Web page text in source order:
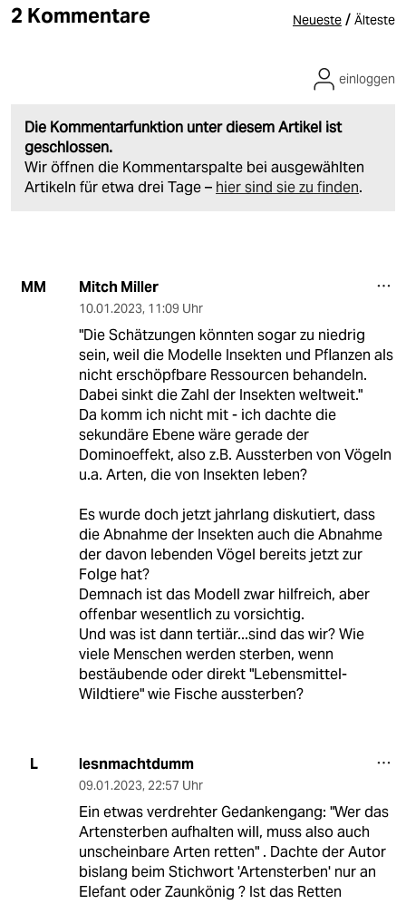
2 Kommentare Neueste / Älteste
Die Kommentarfunktion unter diesem Artikel ist
geschlossen.
Wir öffnen die Kommentarspalte bei ausgewählten
Artikeln für etwa drei Tage – hier sind sie zu finden.
einloggen
MM Mitch Miller
10.01.2023, 11:09 Uhr
"Die Schätzungen könnten sogar zu niedrig
sein, weil die Modelle Insekten und Pflanzen als
nicht erschöpfbare Ressourcen behandeln.
Dabei sinkt die Zahl der Insekten weltweit."
Da komm ich nicht mit - ich dachte die
sekundäre Ebene wäre gerade der
Dominoeffekt, also z.B. Aussterben von Vögeln
u.a. Arten, die von Insekten leben?
Es wurde doch jetzt jahrlang diskutiert, dass
die Abnahme der Insekten auch die Abnahme
der davon lebenden Vögel bereits jetzt zur
Folge hat?
Demnach ist das Modell zwar hilfreich, aber
offenbar wesentlich zu vorsichtig.
Und was ist dann tertiär...sind das wir? Wie
viele Menschen werden sterben, wenn
bestäubende oder direkt "Lebensmittel-
Wildtiere" wie Fische aussterben?
L lesnmachtdumm
09.01.2023, 22:57 Uhr
Ein etwas verdrehter Gedankengang: "Wer das
Artensterben aufhalten will, muss also auch
unscheinbare Arten retten" . Dachte der Autor
bislang beim Stichwort 'Artensterben' nur an
Elefant oder Zaunkönig ? Ist das Retten